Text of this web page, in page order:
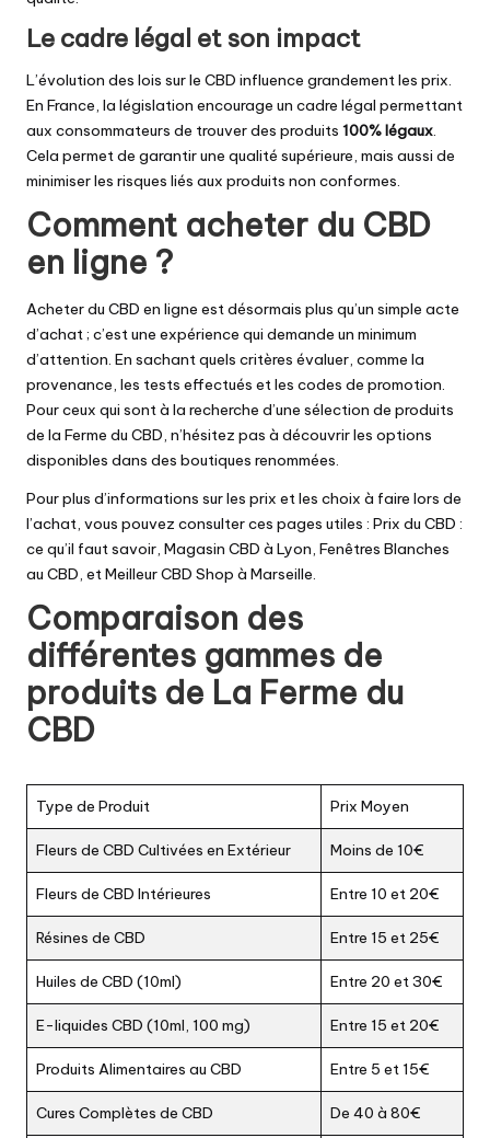
Le cadre légal et son impact
L’évolution des lois sur le CBD influence grandement les prix.
En France, la législation encourage un cadre légal permettant
aux consommateurs de trouver des produits 100% légaux.
Cela permet de garantir une qualité supérieure, mais aussi de
minimiser les risques liés aux produits non conformes.
Comment acheter du CBD
en ligne ?
Acheter du CBD en ligne est désormais plus qu’un simple acte
d’achat ; c’est une expérience qui demande un minimum
d’attention. En sachant quels critères évaluer, comme la
provenance, les tests effectués et les codes de promotion.
Pour ceux qui sont à la recherche d’une sélection de produits
de la Ferme du CBD, n’hésitez pas à découvrir les options
disponibles dans des boutiques renommées.
Pour plus d’informations sur les prix et les choix à faire lors de
l’achat, vous pouvez consulter ces pages utiles : Prix du CBD :
ce qu’il faut savoir, Magasin CBD à Lyon, Fenêtres Blanches
au CBD, etMeilleur CBD Shop à Marseille.
Comparaison des
différentes gammes de
produits de La Ferme du
CBD
Type de Produit Prix Moyen
Fleurs de CBD Cultivées en Extérieur Moins de 10€
Fleurs de CBD Intérieures Entre 10 et 20€
Résines de CBD Entre 15 et 25€
Huiles de CBD (10ml) Entre 20 et 30€
E-liquides CBD (10ml, 100 mg) Entre 15 et 20€
Produits Alimentaires au CBD Entre 5 et 15€
Cures Complètes de CBD De 40 à 80€